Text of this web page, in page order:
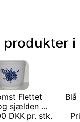
produkter
Flettet
sjælden ...
DKK pr. stk.
Blå